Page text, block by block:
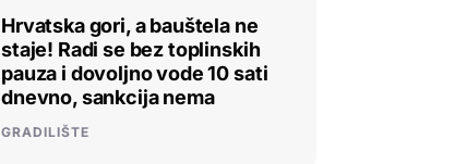
Hrvatska gori, a bauštela ne
staje! Radi se bez toplinskih
pauza i dovoljno vode 10 sati
dnevno, sankcija nema
GRADILIŠTE